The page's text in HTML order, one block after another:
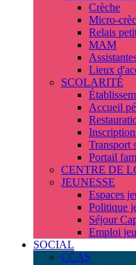
Crèche
Micro-
Relais
MAM
Lieux
SCOLARITÉ
Accueil
Transport
Portail
CENTRE DE
JEUNESSE
Espaces
Politique
Séjour
Emploi
SOCIAL
CCAS